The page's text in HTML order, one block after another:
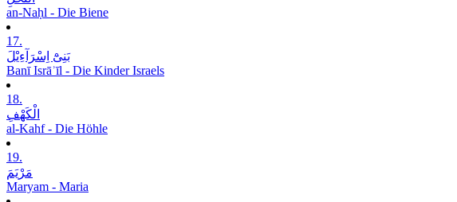
an-Naḥl - Die Biene
17.
بَنِیْٓ اِسْرَآءِیْلَ
Banī Isrāʾīl - Die Kinder Israels
18.
الْکَھْفِ
al-Kahf - Die Höhle
19.
مَرْیَمَ
Maryam - Maria